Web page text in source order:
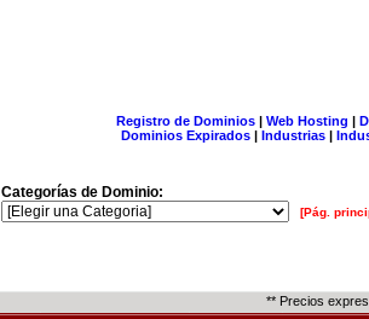
Registro de Dominios| Web Hosting |
Dominios Expirados | Industrias |
Categorías de Dominio:
[Pág.
** Precios